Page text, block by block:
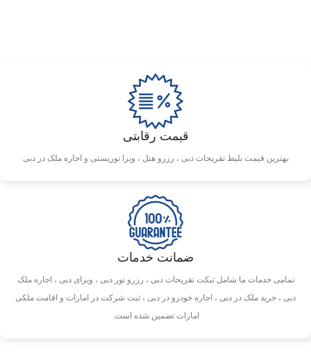
قیمت رقابتی
بهترین قیمت بلیط تفریحات دبی ، رزرو هتل ، ویزا توریستی و اجاره ملک در دبی
ضمانت خدمات
تمامی خدمات ما شامل تیکت تفریحات دبی ، رزرو تور دبی ، ویزای دبی ، اجاره ملک
دبی ، خرید ملک در دبی ، اجاره خودرو در دبی ، ثبت شرکت در امارات و اقامت ملکی
امارات تضمین شده است.